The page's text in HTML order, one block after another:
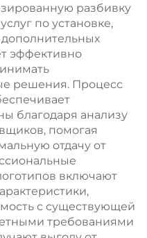
разбивку
по установке,
эффективно
решения. Процесс
благодаря анализу
помогая
отдачу от
включают
с существующей
требованиями